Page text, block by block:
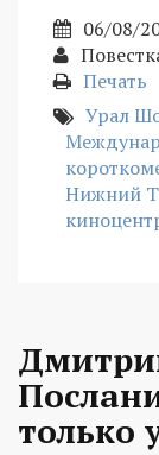
06/08/
Печать
Урал
Нижний
только